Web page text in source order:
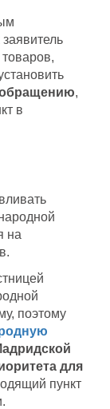
,
в
на
поэтому
для
пункт